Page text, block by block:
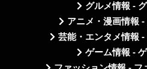
グルメ情報 -
アニメ・漫画情報
芸能・エンタメ情報
ゲーム情報 -